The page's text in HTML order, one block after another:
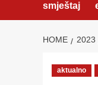
smještaj
HOME 2023
aktualno